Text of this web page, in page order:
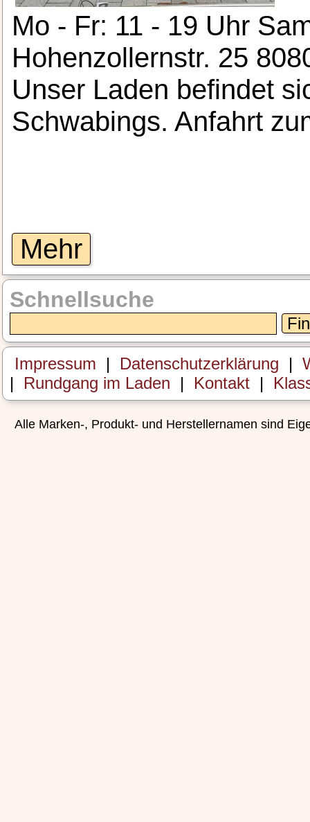
Mo - Fr: 11 - 19 Uhr
Hohenzollernstr. 25
Unser Laden befindet
Schwabings. Anfahrt
Mehr
Schnellsuche
Impressum | Datenschutzerklärung |
|
Rundgang im Laden | Kontakt |
Alle Marken-, Produkt- und Herstellernamen sind